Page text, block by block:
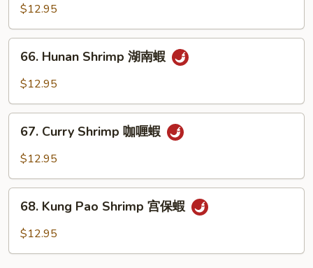
Black
Bean
Sauce
蝦
$12.95
66.
Hunan
Shrimp
南
66. Hunan Shrimp 湖南蝦
$12.95
67.
Curry
Shrimp
喱
67. Curry Shrimp 咖喱蝦
$12.95
68.
Kung
Pao
68. Kung Pao Shrimp 宫保蝦
$12.95